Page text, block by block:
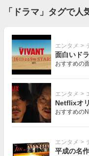
「ドラマ」タグで人
エンタメ >
面白いド
おすすめの
エンタメ >
Netflixオ
おすすめの
エンタメ >
平成の名